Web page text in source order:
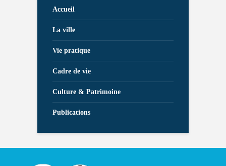
Accueil
La ville
Vie pratique
Cadre de vie
Culture & Patrimoine
Publications